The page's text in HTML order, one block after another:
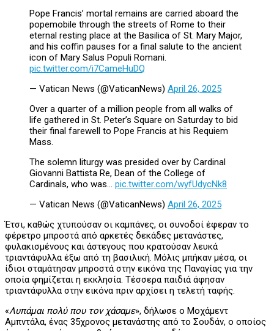
Pope Francis’ mortal remains are carried aboard the
popemobile through the streets of Rome to their
eternal resting place at the Basilica of St. Mary Major,
and his coffin pauses for a final salute to the ancient
icon of Mary Salus Populi Romani.
pic.twitter.com/i7CameHuDQ
— Vatican News (@VaticanNews) April 26, 2025
Over a quarter of a million people from all walks of
life gathered in St. Peter’s Square on Saturday to bid
their final farewell to Pope Francis at his Requiem
Mass.
The solemn liturgy was presided over by Cardinal
Giovanni Battista Re, Dean of the College of
Cardinals, who was… pic.twitter.com/wyfUdycNk8
— Vatican News (@VaticanNews) April 26, 2025
Έτσι, καθώς χτυπούσαν οι καμπάνες, οι συνοδοί έφεραν το
φέρετρο μπροστά από αρκετές δεκάδες μετανάστες,
φυλακισμένους και άστεγους που κρατούσαν λευκά
τριαντάφυλλα έξω από τη βασιλική. Μόλις μπήκαν μέσα, οι
ίδιοι σταμάτησαν μπροστά στην εικόνα της Παναγίας για την
οποία φημίζεται η εκκλησία. Τέσσερα παιδιά άφησαν
τριαντάφυλλα στην εικόνα πριν αρχίσει η τελετή ταφής.
«Λυπάμαι πολύ που τον χάσαμε», δήλωσε ο Μοχάμεντ
Αμπντάλα, ένας 35χρονος μετανάστης από το Σουδάν, ο οποίος